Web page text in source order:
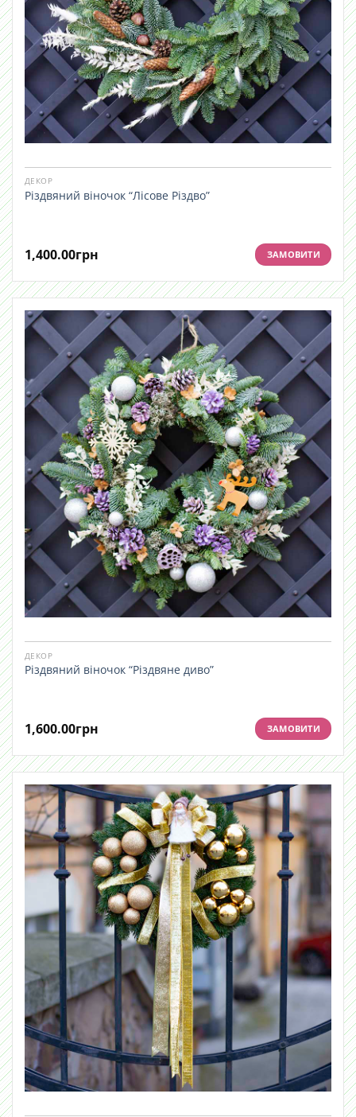
ДЕКОР
Різдвяний віночок “Лісове Різдво”
1,400.00грн ЗАМОВИТИ
ДЕКОР
Різдвяний віночок “Різдвяне диво”
1,600.00грн ЗАМОВИТИ